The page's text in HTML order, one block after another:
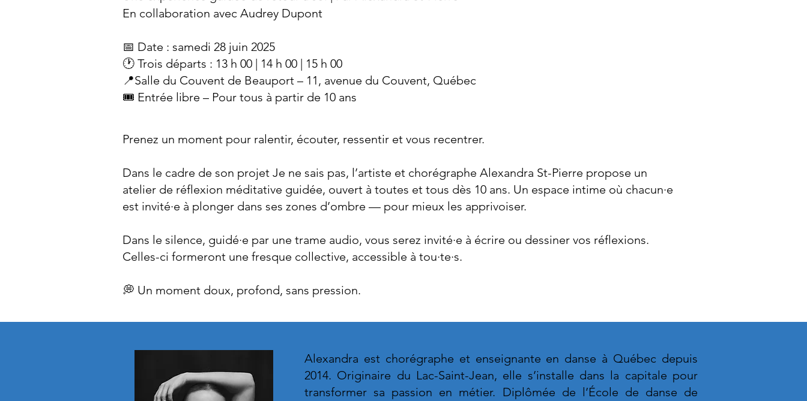
En collaboration avec Audrey Dupont
📅 Date : samedi 28 juin 2025
🕐 Trois départs : 13 h 00 | 14 h 00 | 15 h 00
📍Salle du Couvent de Beauport – 11, avenue du Couvent, Québec
🎟 Entrée libre – Pour tous à partir de 10 ans​​
Prenez un moment pour ralentir, écouter, ressentir et vous recentrer.
Dans le cadre de son projet Je ne sais pas, l’artiste et chorégraphe Alexandra St-Pierre propose un
atelier de réflexion méditative guidée, ouvert à toutes et tous dès 10 ans. Un espace intime où chacun·e
est invité·e à plonger dans ses zones d’ombre — pour mieux les apprivoiser.
Dans le silence, guidé·e par une trame audio, vous serez invité·e à écrire ou dessiner vos réflexions.
Celles-ci formeront une fresque collective, accessible à tou·te·s.
💭 Un moment doux, profond, sans pression.
Alexandra est chorégraphe et enseignante en danse à Québec depuis
2014. Originaire du Lac-Saint-Jean, elle s’installe dans la capitale pour
transformer sa passion en métier. Diplômée de l’École de danse de